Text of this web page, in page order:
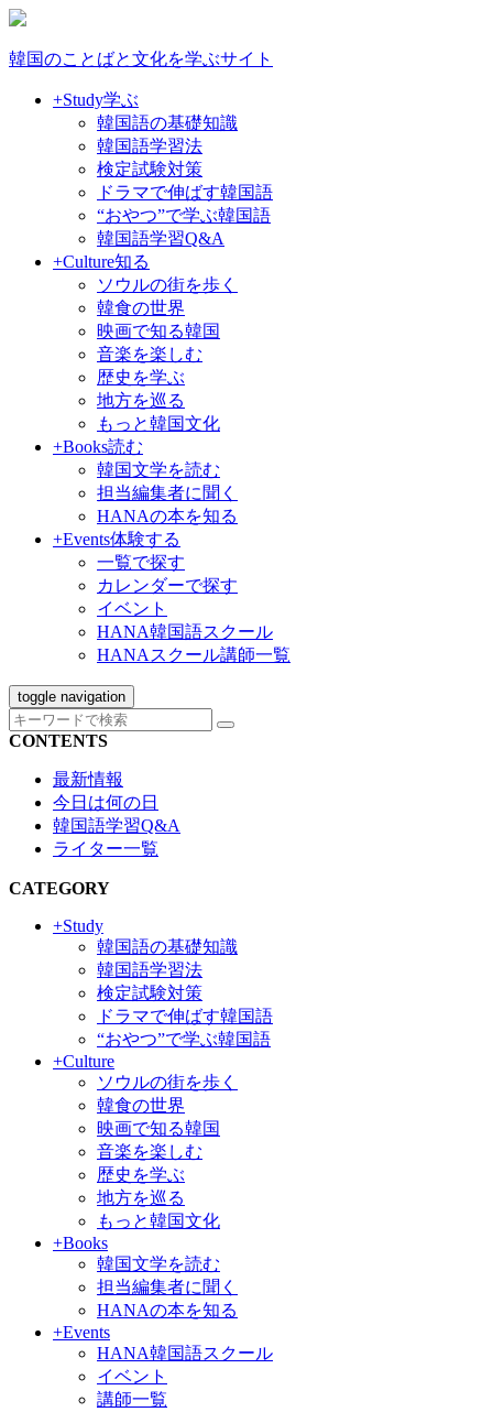
韓国のことばと文化を学ぶサイト
+Study学ぶ
韓国語の基礎知識
韓国語学習法
検定試験対策
ドラマで伸ばす韓国語
“おやつ”で学ぶ韓国語
韓国語学習Q&A
+Culture知る
ソウルの街を歩く
韓食の世界
映画で知る韓国
音楽を楽しむ
歴史を学ぶ
地方を巡る
もっと韓国文化
+Books読む
韓国文学を読む
担当編集者に聞く
HANAの本を知る
+Events体験する
一覧で探す
カレンダーで探す
イベント
HANA韓国語スクール
HANAスクール講師一覧
toggle navigation
CONTENTS
最新情報
今日は何の日
韓国語学習Q&A
ライター一覧
CATEGORY
+Study
韓国語の基礎知識
韓国語学習法
検定試験対策
ドラマで伸ばす韓国語
“おやつ”で学ぶ韓国語
+Culture
ソウルの街を歩く
韓食の世界
映画で知る韓国
音楽を楽しむ
歴史を学ぶ
地方を巡る
もっと韓国文化
+Books
韓国文学を読む
担当編集者に聞く
HANAの本を知る
+Events
HANA韓国語スクール
イベント
講師一覧